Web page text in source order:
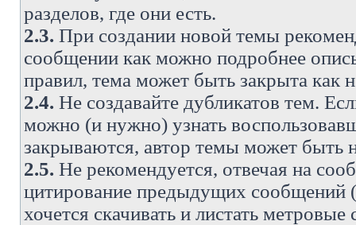
разделов, где они есть.
2.3. При создании новой темы
сообщении как можно подробнее
правил, тема может быть закрыта как
2.4. Не создавайте дубликатов тем.
можно (и нужно) узнать
закрываются, автор темы может быть
2.5. Не рекомендуется, отвечая на
цитирование предыдущих сообщений
хочется скачивать и листать